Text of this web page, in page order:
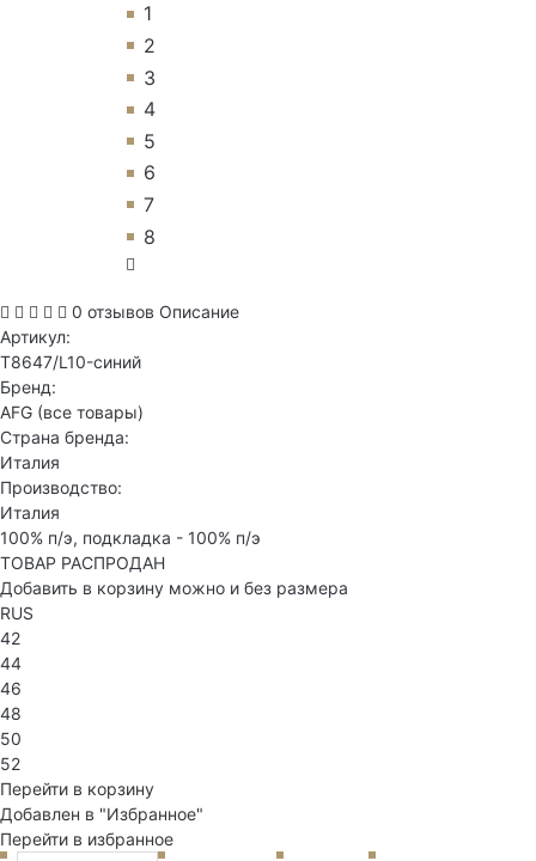
1
2
3
4
5
6
7
8
0 отзывов Описание
Артикул:
T8647/L10-синий
Бренд:
AFG (все товары)
Страна бренда:
Италия
Производство:
Италия
100% п/э, подкладка - 100% п/э
ТОВАР РАСПРОДАН
Добавить в корзину можно и без размера
RUS
42
44
46
48
50
52
Перейти в корзину
Добавлен в "Избранное"
Перейти в избранное